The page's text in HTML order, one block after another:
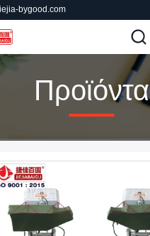
bygood.com
Προϊόντα